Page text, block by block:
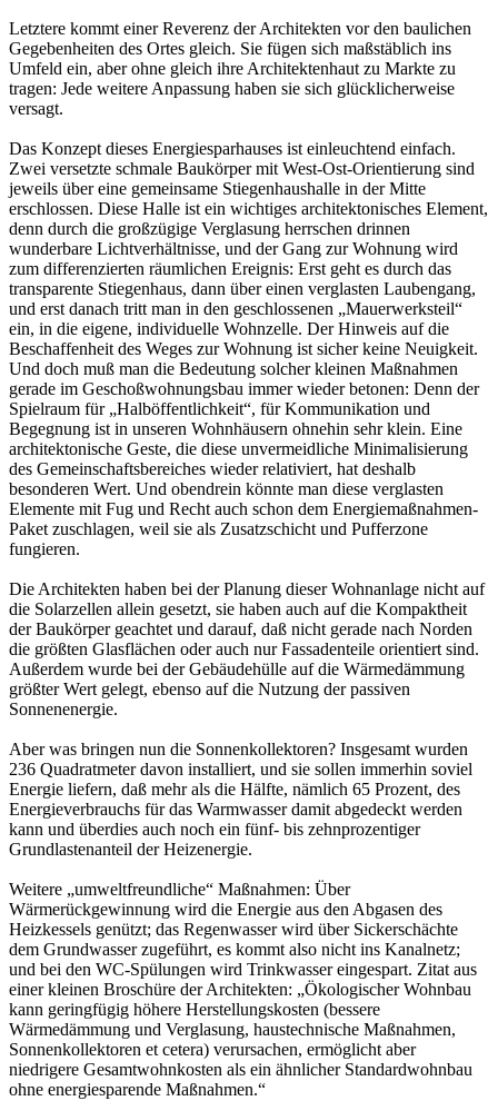
Letztere kommt einer Reverenz der Architekten vor den baulichen
Gegebenheiten des Ortes gleich. Sie fügen sich maßstäblich ins
Umfeld ein, aber ohne gleich ihre Architektenhaut zu Markte zu
tragen: Jede weitere Anpassung haben sie sich glücklicherweise
versagt.
Das Konzept dieses Energiesparhauses ist einleuchtend einfach.
Zwei versetzte schmale Baukörper mit West-Ost-Orientierung sind
jeweils über eine gemeinsame Stiegenhaushalle in der Mitte
erschlossen. Diese Halle ist ein wichtiges architektonisches Element,
denn durch die großzügige Verglasung herrschen drinnen
wunderbare Lichtverhältnisse, und der Gang zur Wohnung wird
zum differenzierten räumlichen Ereignis: Erst geht es durch das
transparente Stiegenhaus, dann über einen verglasten Laubengang,
und erst danach tritt man in den geschlossenen „Mauerwerksteil“
ein, in die eigene, individuelle Wohnzelle. Der Hinweis auf die
Beschaffenheit des Weges zur Wohnung ist sicher keine Neuigkeit.
Und doch muß man die Bedeutung solcher kleinen Maßnahmen
gerade im Geschoßwohnungsbau immer wieder betonen: Denn der
Spielraum für „Halböffentlichkeit“, für Kommunikation und
Begegnung ist in unseren Wohnhäusern ohnehin sehr klein. Eine
architektonische Geste, die diese unvermeidliche Minimalisierung
des Gemeinschaftsbereiches wieder relativiert, hat deshalb
besonderen Wert. Und obendrein könnte man diese verglasten
Elemente mit Fug und Recht auch schon dem Energiemaßnahmen-
Paket zuschlagen, weil sie als Zusatzschicht und Pufferzone
fungieren.
Die Architekten haben bei der Planung dieser Wohnanlage nicht auf
die Solarzellen allein gesetzt, sie haben auch auf die Kompaktheit
der Baukörper geachtet und darauf, daß nicht gerade nach Norden
die größten Glasflächen oder auch nur Fassadenteile orientiert sind.
Außerdem wurde bei der Gebäudehülle auf die Wärmedämmung
größter Wert gelegt, ebenso auf die Nutzung der passiven
Sonnenenergie.
Aber was bringen nun die Sonnenkollektoren? Insgesamt wurden
236 Quadratmeter davon installiert, und sie sollen immerhin soviel
Energie liefern, daß mehr als die Hälfte, nämlich 65 Prozent, des
Energieverbrauchs für das Warmwasser damit abgedeckt werden
kann und überdies auch noch ein fünf- bis zehnprozentiger
Grundlastenanteil der Heizenergie.
Weitere „umweltfreundliche“ Maßnahmen: Über
Wärmerückgewinnung wird die Energie aus den Abgasen des
Heizkessels genützt; das Regenwasser wird über Sickerschächte
dem Grundwasser zugeführt, es kommt also nicht ins Kanalnetz;
und bei den WC-Spülungen wird Trinkwasser eingespart. Zitat aus
einer kleinen Broschüre der Architekten: „Ökologischer Wohnbau
kann geringfügig höhere Herstellungskosten (bessere
Wärmedämmung und Verglasung, haustechnische Maßnahmen,
Sonnenkollektoren et cetera) verursachen, ermöglicht aber
niedrigere Gesamtwohnkosten als ein ähnlicher Standardwohnbau
ohne energiesparende Maßnahmen.“